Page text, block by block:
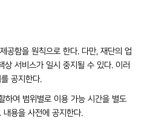
공함을 원칙으로 한다. 다만, 재단의 업
서비스가 일시 중지될 수 있다. 이러
공지한다.
하여 범위별로 이용 가능 시간을 별도
용을 사전에 공지한다.